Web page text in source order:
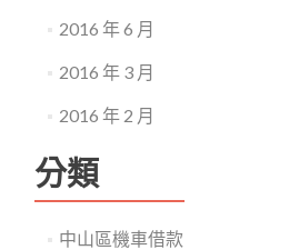
2016 年 6 月
2016 年 3 月
2016 年 2 月
分類
中山區機車借款